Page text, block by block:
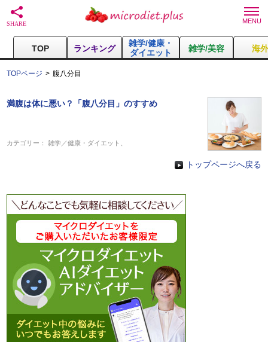
TOP ランキング
雑学/健康・
ダイエット
雑学/美容 海
TOPページ 腹八分目
満腹は体に悪い？「腹八分目」のすすめ
カテゴリー：雑学／健康・ダイエット
トップページへ戻る